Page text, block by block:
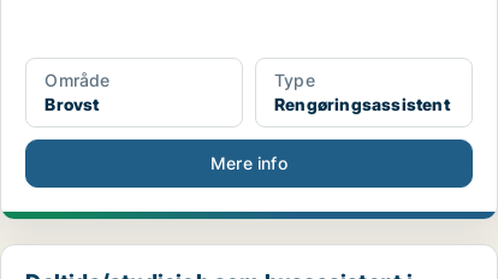
Område
Brovst
Type
Rengøringsassistent
Mere info
Deltids/studiejob som husassistent i Produktionskø...